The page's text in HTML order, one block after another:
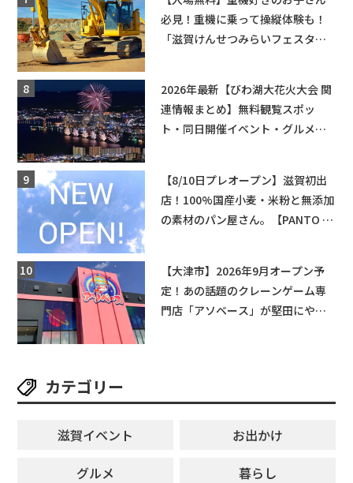
必見！重機に乗って操縦体験も！
「滋賀けんせつみらいフェスタ
2026年最新【びわ湖大花火大会 関
連情報まとめ】無料観覧スポッ
ト・同日開催イベント・グルメマ
【8/10日プレオープン】滋賀初出
店！100%国産小麦・米粉と無添加
の素材のパン屋さん。【PANTO 草
【大津市】2026年9月オープン予
定！あの話題のクレーンゲーム専
門店「アソベース」が堅田にやっ
カテゴリー
滋賀イベント
お出かけ
グルメ
暮らし